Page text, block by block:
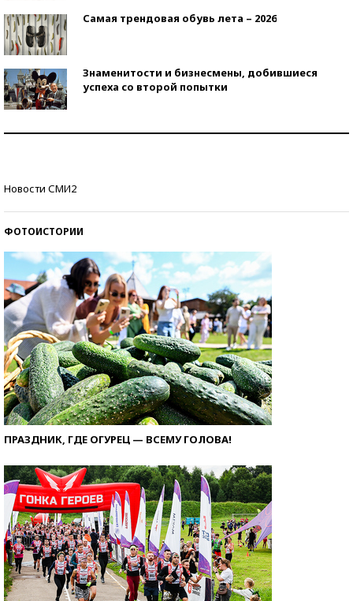
Самая трендовая обувь лета – 2026
Знаменитости и бизнесмены, добившиеся
успеха со второй попытки
Новости СМИ2
ФОТОИСТОРИИ
ПРАЗДНИК, ГДЕ ОГУРЕЦ — ВСЕМУ ГОЛОВА!